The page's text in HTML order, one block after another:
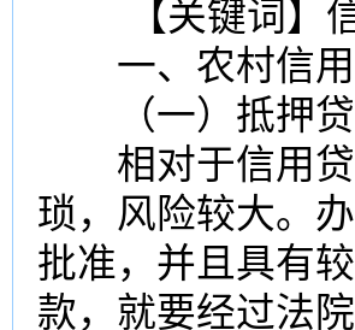
【关键词】信
一、农村信用
（一）抵押贷
相对于信用贷
琐，风险较大。
批准，并且具有
款，就要经过法